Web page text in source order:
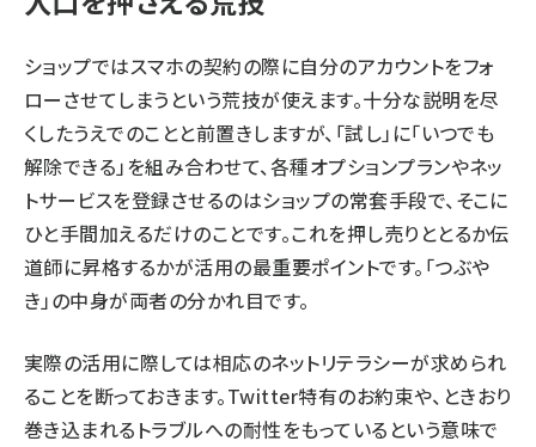
ショップではスマホの契約の際に自分のアカウントをフォ
ローさせてしまうという荒技が使えます。十分な説明を尽
くしたうえでのことと前置きしますが、「試し」に「いつでも
解除できる」を組み合わせて、各種オプションプランやネッ
トサービスを登録させるのはショップの常套手段で、そこに
ひと手間加えるだけのことです。これを押し売りととるか伝
道師に昇格するかが活用の最重要ポイントです。「つぶや
き」の中身が両者の分かれ目です。
実際の活用に際しては相応のネットリテラシーが求められ
ることを断っておきます。Twitter特有のお約束や、ときおり
巻き込まれるトラブルへの耐性をもっているという意味で